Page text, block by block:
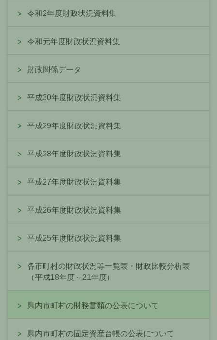
令和2年度財政状況資料集
令和元年度財政状況資料集
財政関係データ
平成30年度財政状況資料集
平成29年度財政状況資料集
平成28年度財政状況資料集
平成27年度財政状況資料集
平成26年度財政状況資料集
平成25年度財政状況資料集
各市町村の財政状況等一覧表・財政比較分析表
（平成18年度～21年度）
県内市町村の財務書類の公表について
県内市町村の固定資産台帳の公表について